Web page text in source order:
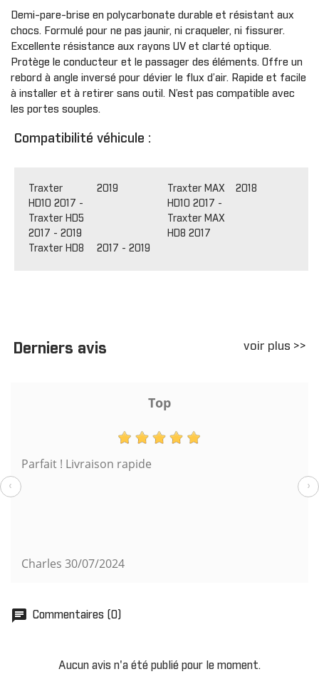
Demi-pare-brise en polycarbonate durable et résistant aux
chocs. Formulé pour ne pas jaunir, ni craqueler, ni fissurer.
Excellente résistance aux rayons UV et clarté optique.
Protège le conducteur et le passager des éléments. Offre un
rebord à angle inversé pour dévier le flux d’air. Rapide et facile
à installer et à retirer sans outil. N’est pas compatible avec
les portes souples.
Compatibilité véhicule :
Traxter
HD10 2017 -
2019
Traxter HD5
2017 - 2019
Traxter HD8 2017 - 2019
Traxter MAX
HD10 2017 -
2018
Traxter MAX
HD8 2017
Derniers avis voir plus >>
Top
Parfait ! Livraison rapide
Charles 30/07/2024
‹ ›
chat Commentaires (0)
Aucun avis n'a été publié pour le moment.